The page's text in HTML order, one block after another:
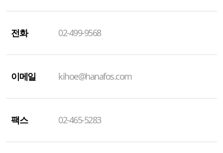
전화 02-499-9568
이메일 kihoe@hanafos.com
팩스 02-465-5283